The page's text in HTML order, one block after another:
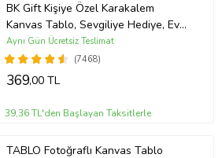
BK Gift Kişiye Özel Karakalem
Kanvas Tablo, Sevgiliye Hediye, Ev
Hediyesi, Arkadaşa Hediye
(7468)
Aynı Gün Ücretsiz Teslimat
369,00 TL
39,36 TL'den Başlayan Taksitlerle
TABLO Fotoğraflı Kanvas Tablo